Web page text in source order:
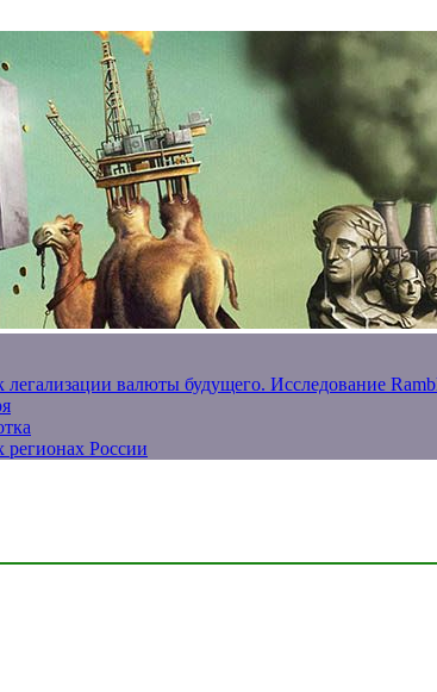
легализации валюты будущего. Исследование
регионах России